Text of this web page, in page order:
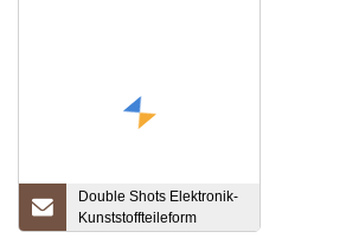
Double Shots Elektronik-
Kunststoffteileform